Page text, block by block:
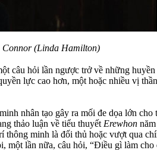
Connor (Linda Hamilton)
câu hỏi lần ngược trở về những
lực cao hơn, một hoặc nhiều vị
nhân tạo gây ra mối đe dọa lớn
thảo luận về tiểu thuyết Erewhon
minh là đối thủ hoặc vượt qua
lần nữa, câu hỏi, “Điều gì làm